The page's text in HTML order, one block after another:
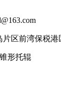
区前湾保税港
形托辊